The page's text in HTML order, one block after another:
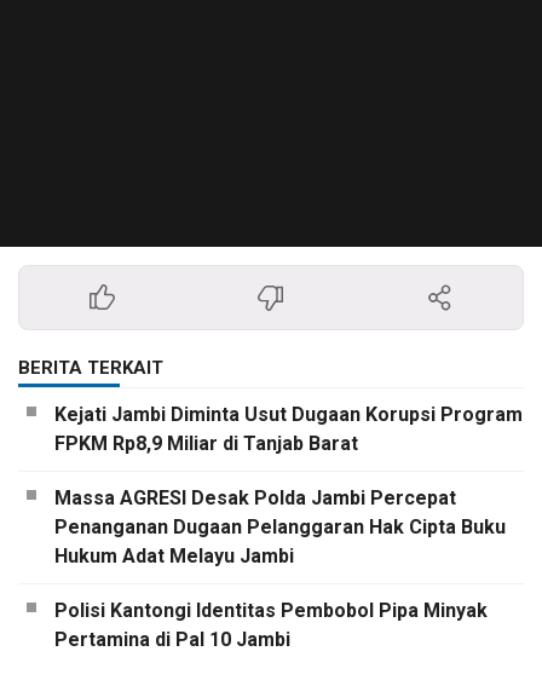
BERITA TERKAIT
Kejati Jambi Diminta Usut Dugaan Korupsi Program
FPKM Rp8,9 Miliar di Tanjab Barat
Massa AGRESI Desak Polda Jambi Percepat
Penanganan Dugaan Pelanggaran Hak Cipta Buku
Hukum Adat Melayu Jambi
Polisi Kantongi Identitas Pembobol Pipa Minyak
Pertamina di Pal 10 Jambi